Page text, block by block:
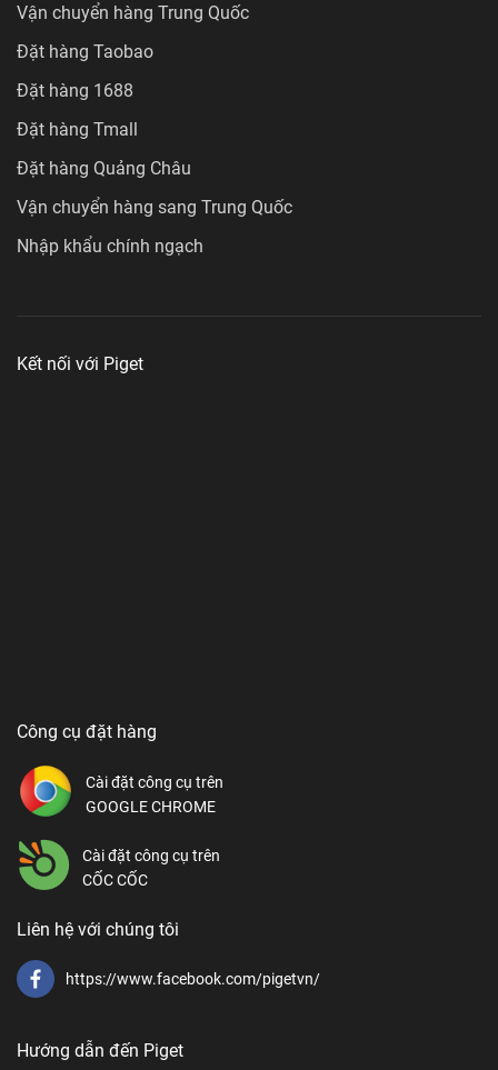
Vận chuyển hàng Trung Quốc
Đặt hàng Taobao
Đặt hàng 1688
Đặt hàng Tmall
Đặt hàng Quảng Châu
Vận chuyển hàng sang Trung Quốc
Nhập khẩu chính ngạch
Kết nối với Piget
Công cụ đặt hàng
Cài đặt công cụ trên
GOOGLE CHROME
Cài đặt công cụ trên
CỐC CỐC
Liên hệ với chúng tôi
https://www.facebook.com/pigetvn/
Hướng dẫn đến Piget